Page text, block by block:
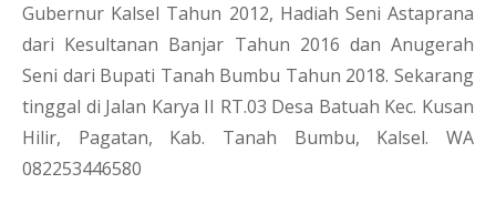
Gubernur Kalsel Tahun 2012, Hadiah Seni Astaprana
dari Kesultanan Banjar Tahun 2016 dan Anugerah
Seni dari Bupati Tanah Bumbu Tahun 2018. Sekarang
tinggal di Jalan Karya II RT.03 Desa Batuah Kec. Kusan
Hilir, Pagatan, Kab. Tanah Bumbu, Kalsel. WA
082253446580